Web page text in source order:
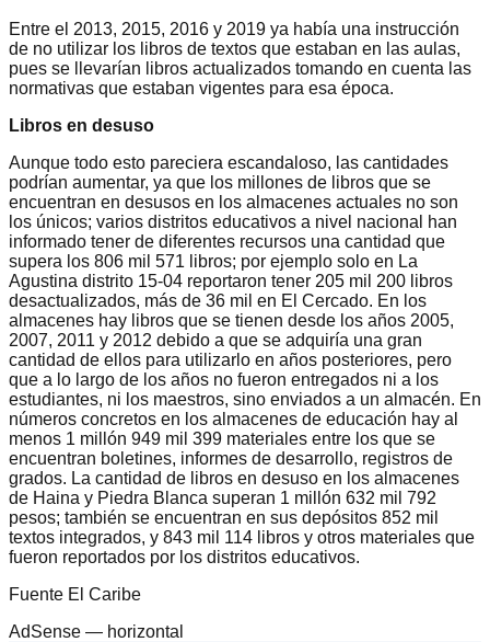
Entre el 2013, 2015, 2016 y 2019 ya había una instrucción
de no utilizar los libros de textos que estaban en las aulas,
pues se llevarían libros actualizados tomando en cuenta las
normativas que estaban vigentes para esa época.
Libros en desuso
Aunque todo esto pareciera escandaloso, las cantidades
podrían aumentar, ya que los millones de libros que se
encuentran en desusos en los almacenes actuales no son
los únicos; varios distritos educativos a nivel nacional han
informado tener de diferentes recursos una cantidad que
supera los 806 mil 571 libros; por ejemplo solo en La
Agustina distrito 15-04 reportaron tener 205 mil 200 libros
desactualizados, más de 36 mil en El Cercado. En los
almacenes hay libros que se tienen desde los años 2005,
2007, 2011 y 2012 debido a que se adquiría una gran
cantidad de ellos para utilizarlo en años posteriores, pero
que a lo largo de los años no fueron entregados ni a los
estudiantes, ni los maestros, sino enviados a un almacén. En
números concretos en los almacenes de educación hay al
menos 1 millón 949 mil 399 materiales entre los que se
encuentran boletines, informes de desarrollo, registros de
grados. La cantidad de libros en desuso en los almacenes
de Haina y Piedra Blanca superan 1 millón 632 mil 792
pesos; también se encuentran en sus depósitos 852 mil
textos integrados, y 843 mil 114 libros y otros materiales que
fueron reportados por los distritos educativos.
Fuente El Caribe
AdSense — horizontal